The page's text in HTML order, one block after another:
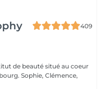
409
de beauté situé au coeur